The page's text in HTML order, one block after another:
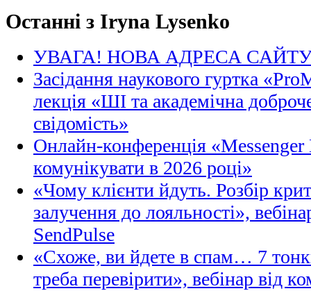
Останні з Iryna Lysenko
УВАГА! НОВА АДРЕСА
Засідання наукового гуртка
лекція «ШІ та академічна
свідомість»
Онлайн-конференція
комунікувати в 2026 році»
«Чому клієнти йдуть. Розбір
залучення до лояльності»,
SendPulse
«Схоже, ви йдете в спам… 7
треба перевірити», вебінар від